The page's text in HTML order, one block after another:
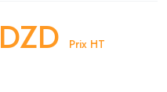
DZD Prix HT